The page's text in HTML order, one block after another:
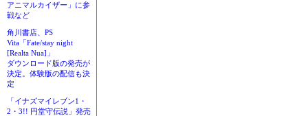
アニマルカイザー」に参
戦など
角川書店、PS
Vita「Fate/stay night
[Realta Nua]」
ダウンロード版の発売が
決定。体験版の配信も決
定
「イナズマイレブン1・
2・3!! 円堂守伝説」発売